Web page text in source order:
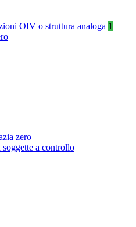
OIV o struttura analoga 1
zero
a controllo